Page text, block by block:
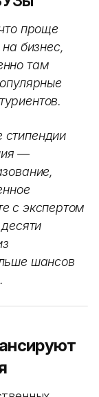
проще
бизнес,
там
—
с экспертом
шансов